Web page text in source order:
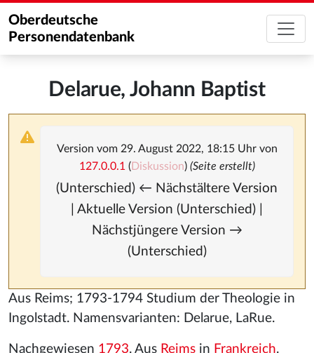
Oberdeutsche
Personendatenbank
Delarue, Johann Baptist
Version vom 29. August 2022, 18:15 Uhr von
127.0.0.1 (Diskussion) (Seite erstellt)
(Unterschied) ← Nächstältere Version
| Aktuelle Version (Unterschied) |
Nächstjüngere Version →
(Unterschied)
Aus Reims; 1793-1794 Studium der Theologie in
Ingolstadt. Namensvarianten: Delarue, LaRue.
Nachgewiesen 1793. Aus Reims in Frankreich.